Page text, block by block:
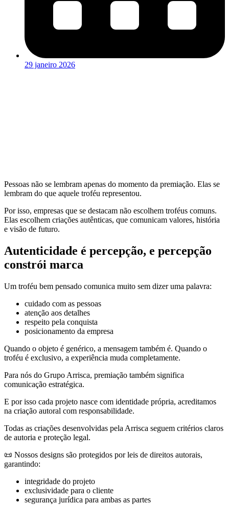
29 janeiro 2026
Pessoas não se lembram apenas do momento da premiação. Elas se
lembram do que aquele troféu representou.
Por isso, empresas que se destacam não escolhem troféus comuns.
Elas escolhem criações autênticas, que comunicam valores, história
e visão de futuro.
Autenticidade é percepção, e percepção
constrói marca
Um troféu bem pensado comunica muito sem dizer uma palavra:
cuidado com as pessoas
atenção aos detalhes
respeito pela conquista
posicionamento da empresa
Quando o objeto é genérico, a mensagem também é. Quando o
troféu é exclusivo, a experiência muda completamente.
Para nós do Grupo Arrisca, premiação também significa
comunicação estratégica.
E por isso cada projeto nasce com identidade própria, acreditamos
na criação autoral com responsabilidade.
Todas as criações desenvolvidas pela Arrisca seguem critérios claros
de autoria e proteção legal.
📜 Nossos designs são protegidos por leis de direitos autorais,
garantindo:
integridade do projeto
exclusividade para o cliente
segurança jurídica para ambas as partes